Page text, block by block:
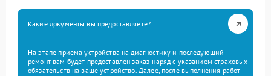
Какие документы вы предоставляете?
На этапе приема устройства на диагностику и последующий
ремонт вам будет предоставлен заказ-наряд с указанием страховых
обязательств на ваше устройство. Далее, после выполнения работ